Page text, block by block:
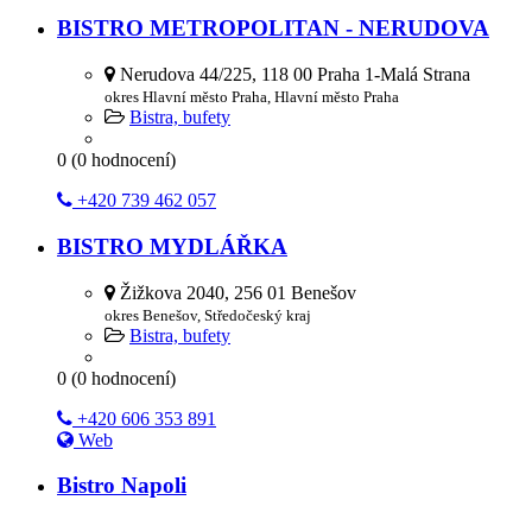
BISTRO METROPOLITAN - NERUDOVA
Nerudova 44/225, 118 00 Praha 1-Malá Strana
okres Hlavní město Praha, Hlavní město Praha
Bistra, bufety
0 (0 hodnocení)
+420 739 462 057
BISTRO MYDLÁŘKA
Žižkova 2040, 256 01 Benešov
okres Benešov, Středočeský kraj
Bistra, bufety
0 (0 hodnocení)
+420 606 353 891
Web
Bistro Napoli